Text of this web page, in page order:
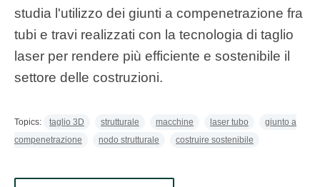
studia l'utilizzo dei giunti a compenetrazione fra
tubi e travi realizzati con la tecnologia di taglio
laser per rendere più efficiente e sostenibile il
settore delle costruzioni.
Topics: taglio 3D strutturale macchine laser tubo
giunto a
compenetrazione
nodo strutturale costruire sostenibile